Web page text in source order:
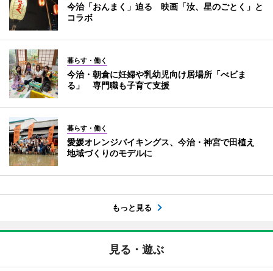
今治「おんまく」迫る 映画「汝、星のごとく」と
コラボ
暮らす・働く
今治・朝倉に妊婦や乳幼児向け居場所「べビま
る」 専門職も子育て支援
暮らす・働く
愛媛オレンジバイキングス、今治・神宮で田植え
地域づくりのモデルに
もっと見る
見る・遊ぶ